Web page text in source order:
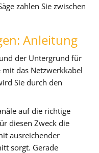
zahlen Sie zwischen
Anleitung
der Untergrund für
das Netzwerkkabel
Sie durch den
auf die richtige
diesen Zweck die
ausreichender
sorgt. Gerade